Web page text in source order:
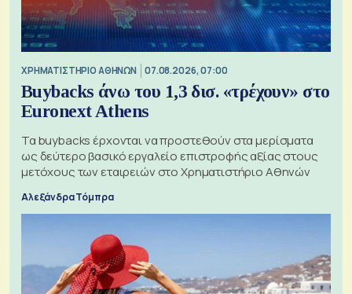
XΡΗΜΑΤΙΣΤΗΡΙΟ ΑΘΗΝΩΝ 07.08.2026, 07:00
Buybacks άνω του 1,3 δισ. «τρέχουν» στο
Euronext Athens
Τα buybacks έρχονται να προστεθούν στα μερίσματα
ως δεύτερο βασικό εργαλείο επιστροφής αξίας στους
μετόχους των εταιρειών στο Χρηματιστήριο Αθηνών
Αλεξάνδρα Τόμπρα